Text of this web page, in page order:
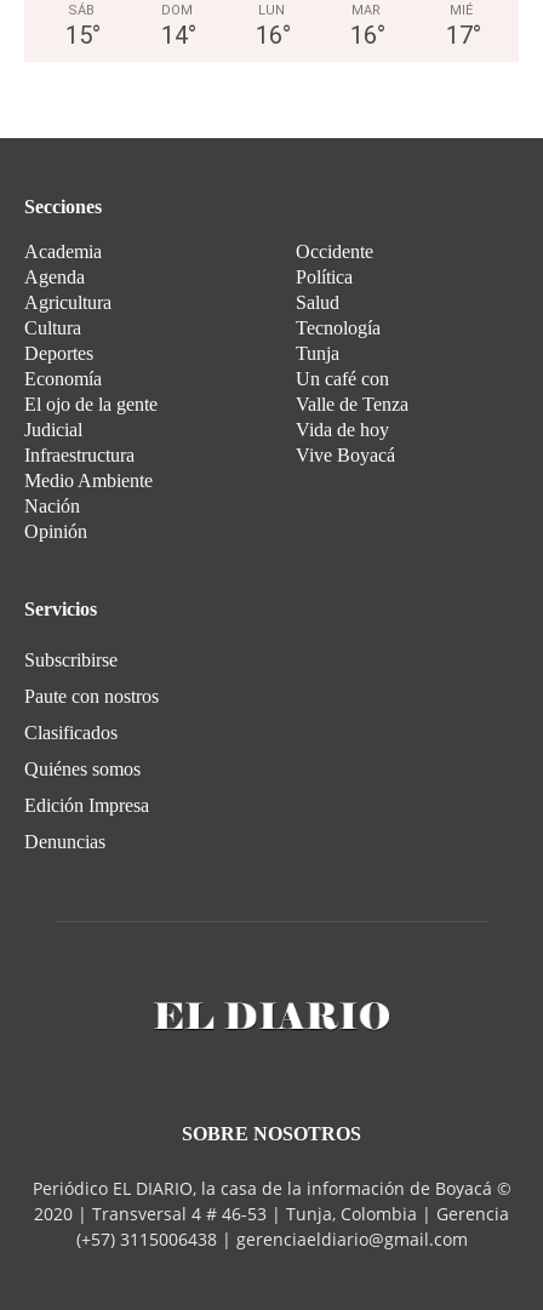
SÁB
15°
DOM
14°
LUN
16°
MAR
16°
MIÉ
17°
Secciones
Academia
Agenda
Agricultura
Cultura
Deportes
Economía
El ojo de la gente
Judicial
Infraestructura
Medio Ambiente
Nación
Opinión
Occidente
Política
Salud
Tecnología
Tunja
Un café con
Valle de Tenza
Vida de hoy
Vive Boyacá
Servicios
Subscribirse
Paute con nostros
Clasificados
Quiénes somos
Edición Impresa
Denuncias
SOBRE NOSOTROS
Periódico EL DIARIO, la casa de la información de Boyacá ©
2020 | Transversal 4 # 46-53 | Tunja, Colombia | Gerencia
(+57) 3115006438 | gerenciaeldiario@gmail.com